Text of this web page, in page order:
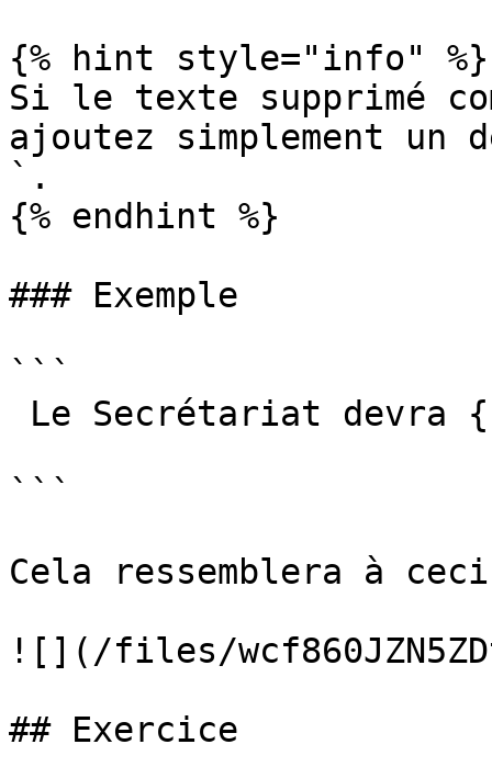
{% hint style="info" %}
Si le texte supprimé
ajoutez simplement un
`.
{% endhint %}
### Exemple
```
```
Cela ressemblera à
![](/files/
## Exercice